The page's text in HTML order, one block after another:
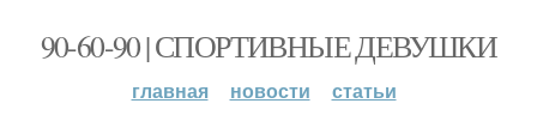
90-60-90 | СПОРТИВНЫЕ ДЕВУШКИ
главная новости статьи